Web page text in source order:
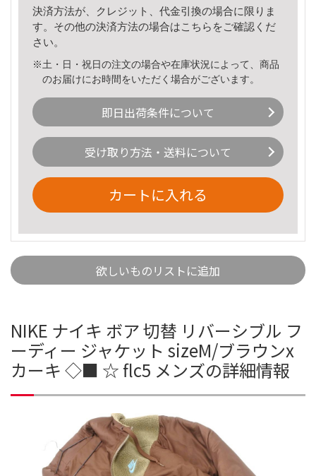
決済方法が、クレジット、代金引換の場合に限りま
す。その他の決済方法の場合はこちら をご確認くだ
さい。
※土・日・祝日の注文の場合や在庫状況によって、商品
のお届けにお時間をいただく場合がございます。
即日出荷条件について
受け取り方法・送料について
カートに入れる
欲しいものリストに追加
NIKE ナイキ ボア 切替 リバーシブル フ
ーディー ジャケット sizeM/ブラウンx
カーキ ◇■ ☆ flc5 メンズの詳細情報